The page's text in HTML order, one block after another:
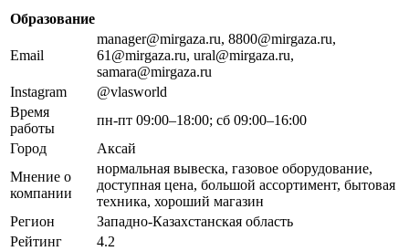
Образование
Email
manager@mirgaza.ru, 8800@mirgaza.ru,
61@mirgaza.ru, ural@mirgaza.ru,
samara@mirgaza.ru
Instagram
@vlasworld
Время
работы
пн-пт 09:00–18:00; сб 09:00–16:00
Город
Аксай
Мнение о
компании
нормальная вывеска, газовое оборудование,
доступная цена, большой ассортимент, бытовая
техника, хороший магазин
Регион
Западно-Казахстанская область
Рейтинг
4.2